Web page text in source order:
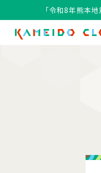
「令和8年熊本